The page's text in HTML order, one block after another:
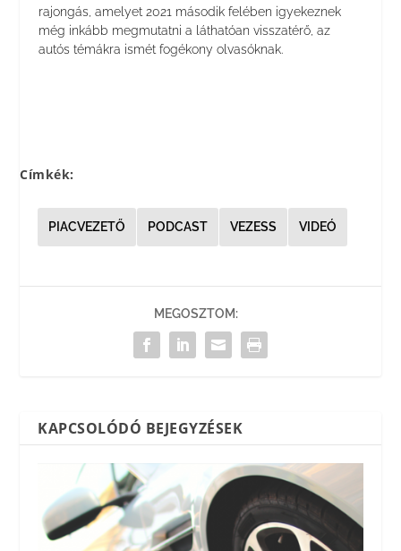
rajongás, amelyet 2021 második felében igyekeznek
még inkább megmutatni a láthatóan visszatérő, az
autós témákra ismét fogékony olvasóknak.
Címkék:
PIACVEZETŐ PODCAST VEZESS VIDEÓ
MEGOSZTOM:
KAPCSOLÓDÓ BEJEGYZÉSEK